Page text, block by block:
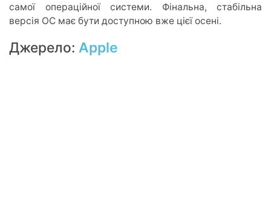
самої операційної системи. Фінальна, стабільна
версія ОС має бути доступною вже цієї осені.
Джерело: Apple